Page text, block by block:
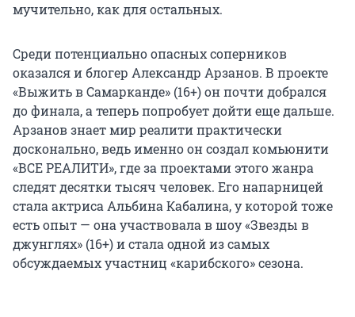
мучительно, как для остальных.
Среди потенциально опасных соперников
оказался и блогер Александр Арзанов. В проекте
«Выжить в Самарканде» (16+) он почти добрался
до финала, а теперь попробует дойти еще дальше.
Арзанов знает мир реалити практически
досконально, ведь именно он создал комьюнити
«ВСЕ РЕАЛИТИ», где за проектами этого жанра
следят десятки тысяч человек. Его напарницей
стала актриса Альбина Кабалина, у которой тоже
есть опыт — она участвовала в шоу «Звезды в
джунглях» (16+) и стала одной из самых
обсуждаемых участниц «карибского» сезона.